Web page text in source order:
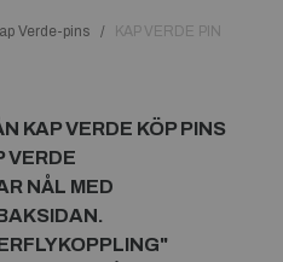
Verde-pins KAP VERDE PIN
KAP VERDE KÖP PINS
VERDE
NÅL MED